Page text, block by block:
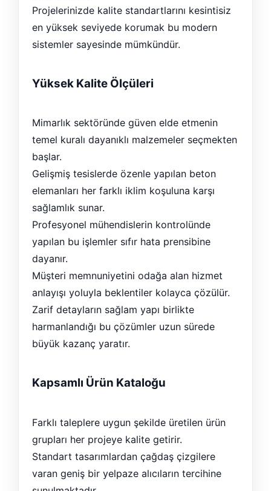
Projelerinizde kalite standartlarını kesintisiz
en yüksek seviyede korumak bu modern
sistemler sayesinde mümkündür.
Yüksek Kalite Ölçüleri
Mimarlık sektöründe güven elde etmenin
temel kuralı dayanıklı malzemeler seçmekten
başlar.
Gelişmiş tesislerde özenle yapılan beton
elemanları her farklı iklim koşuluna karşı
sağlamlık sunar.
Profesyonel mühendislerin kontrolünde
yapılan bu işlemler sıfır hata prensibine
dayanır.
Müşteri memnuniyetini odağa alan hizmet
anlayışı yoluyla beklentiler kolayca çözülür.
Zarif detayların sağlam yapı birlikte
harmanlandığı bu çözümler uzun sürede
büyük kazanç yaratır.
Kapsamlı Ürün Kataloğu
Farklı taleplere uygun şekilde üretilen ürün
grupları her projeye kalite getirir.
Standart tasarımlardan çağdaş çizgilere
varan geniş bir yelpaze alıcıların tercihine